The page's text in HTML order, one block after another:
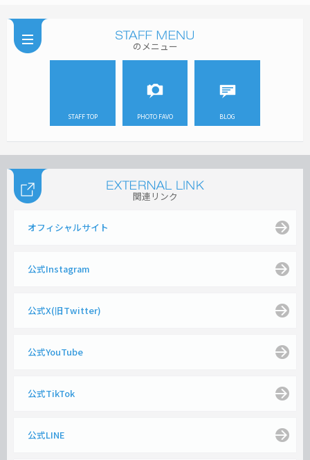
のメニュー
STAFF TOP PHOTO FAVO BLOG
関連リンク
オフィシャルサイト
公式Instagram
公式X(旧Twitter)
公式YouTube
公式TikTok
公式LINE